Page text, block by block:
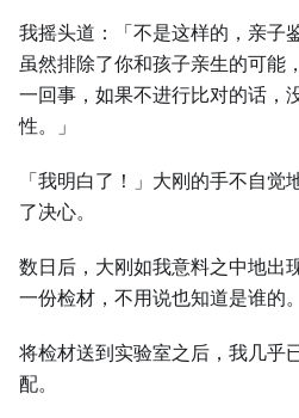
我摇头道：「不是这样的，亲子
虽然排除了你和孩子亲⽣的可能
⼀回事，如果不进行比对的话，
性。」
「我明白了！」⼤刚的手不自
了决心。
数日后，⼤刚如我意料之中地出
⼀份检材，不用说也知道是谁的。
将检材送到实验室之后，我几乎
配。